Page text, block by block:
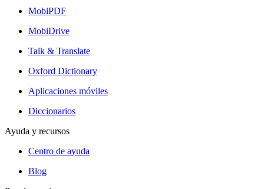
MobiPDF
MobiDrive
Talk & Translate
Oxford Dictionary
Aplicaciones móviles
Diccionarios
Ayuda y recursos
Centro de ayuda
Blog